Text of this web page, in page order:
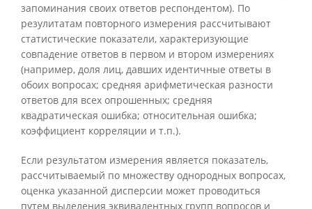
запоминания своих ответов респондентом). По
резулитатам повторного измерения рассчитывают
статистические показатели, характеризующие
совпадение ответов в первом и втором измерениях
(например, доля лиц, давших идентичные ответы в
обоих вопросах; средняя арифметическая разности
ответов для всех опрошенных; средняя
квадратическая ошибка; относительная ошибка;
коэффициент корреляции и т.п.).
Если результатом измерения является показатель,
рассчитываемый по множеству однородных вопросах,
оценка указанной дисперсии может проводиться
путем выделения эквивалентных групп вопросов и